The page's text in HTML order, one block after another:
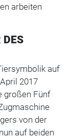
arbeiten
DES
auf
2017
großen Fünf
von der
auf beiden